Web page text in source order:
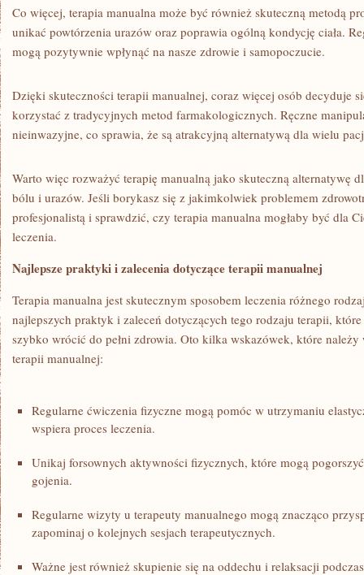
Co ‌więcej, ⁤terapia manualna‍ może być również skuteczną metodą
‌unikać powtórzenia⁢ urazów oraz poprawia ogólną ⁤kondycję ciała.‌
mogą pozytywnie wpłynąć ​na nasze ​zdrowie ‍i samopoczucie.
Dzięki‍ skuteczności terapii​ manualnej, coraz‌ więcej osób ‌decyduje
korzystać z tradycyjnych⁢ metod⁣ farmakologicznych. Ręczne
nieinwazyjne, co‌ sprawia,‍ że są⁤ atrakcyjną alternatywą ⁢dla wielu
Warto więc rozważyć terapię manualną jako skuteczną alternatywę
bólu i⁤ urazów. Jeśli borykasz się z⁣ jakimkolwiek problemem
profesjonalistą ⁣i sprawdzić,‍ czy terapia⁤ manualna​ mogłaby być dla
leczenia.
Najlepsze praktyki ‌i zalecenia dotyczące terapii manualnej
Terapia manualna jest skutecznym sposobem leczenia różnego
najlepszych praktyk i zaleceń‍ dotyczących tego rodzaju⁤ terapii,
szybko wrócić do pełni⁣ zdrowia. Oto ⁣kilka wskazówek, które należy‌
terapii‌ manualnej:
Regularne ćwiczenia fizyczne mogą pomóc w ⁣utrzymaniu‌
wspiera proces leczenia.
Unikaj forsownych ⁢aktywności fizycznych, które⁢ mogą
gojenia.
Regularne wizyty‌ u ‌terapeuty manualnego mogą znacząco​
zapominaj ⁤o kolejnych‌ sesjach terapeutycznych.
Ważne jest‍ również‍ skupienie ⁣się na oddechu i relaksacji